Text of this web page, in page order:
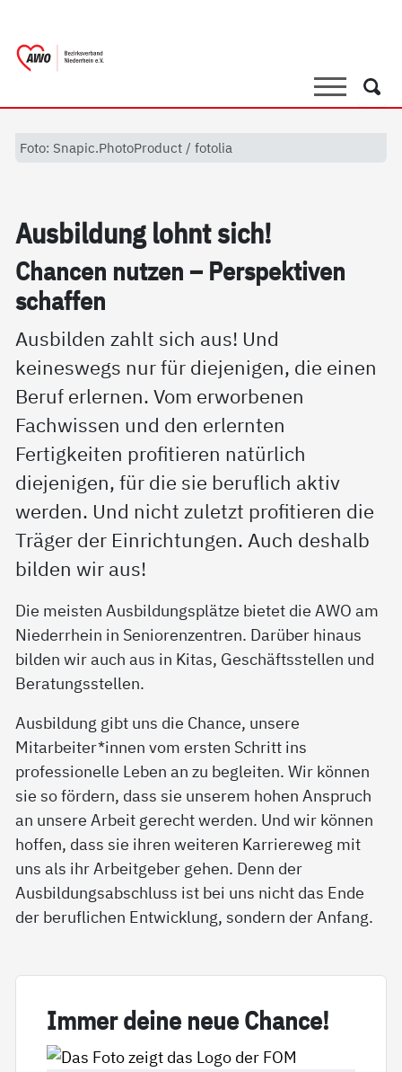
SucheSuche
Foto: Snapic.PhotoProduct / fotolia
Aus­bil­dung lohnt sich!
Chan­cen nut­zen – Per­spek­ti­ven
schaf­fen
Ausbilden zahlt sich aus! Und
keineswegs nur für diejenigen, die einen
Beruf erlernen. Vom erworbenen
Fachwissen und den erlernten
Fertigkeiten profitieren natürlich
diejenigen, für die sie beruflich aktiv
werden. Und nicht zuletzt profitieren die
Träger der Einrichtungen. Auch deshalb
bilden wir aus!
Die meisten Ausbildungsplätze bietet die AWO am
Niederrhein in Seniorenzentren. Darüber hinaus
bilden wir auch aus in Kitas, Geschäftsstellen und
Beratungsstellen.
Ausbildung gibt uns die Chance, unsere
Mitarbeiter*innen vom ersten Schritt ins
professionelle Leben an zu begleiten. Wir können
sie so fördern, dass sie unserem hohen Anspruch
an unsere Arbeit gerecht werden. Und wir können
hoffen, dass sie ihren weiteren Karriereweg mit
uns als ihr Arbeitgeber gehen. Denn der
Ausbildungsabschluss ist bei uns nicht das Ende
der beruflichen Entwicklung, sondern der Anfang.
Im­mer dei­ne neue Chan­ce!